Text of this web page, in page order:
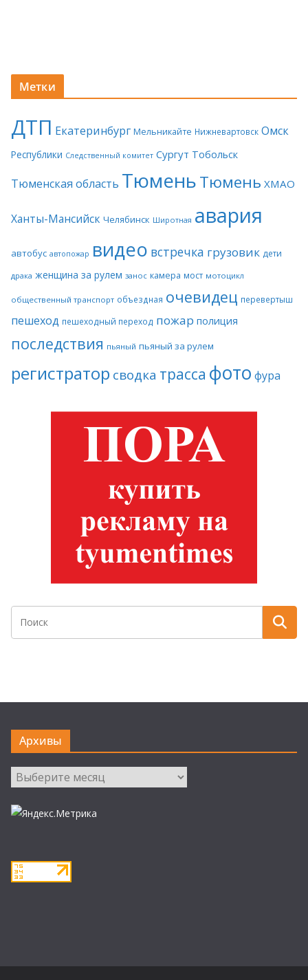
Метки
ДТП Екатеринбург Мельникайте Нижневартовск Омск
Республики Следственный комитет Сургут Тобольск
Тюменская область ТюменьТюмень ХМАО
Ханты-Мансийск Челябинск Широтная авария
автобус автопожар видео встречка грузовик дети
драка женщина за рулем занос камера мост мотоцикл
общественный транспорт объездная очевидец перевертыш
пешеход пешеходный переход пожар полиция
последствия пьяный пьяный за рулем
регистратор сводка трасса фото фура
Архивы
Архивы